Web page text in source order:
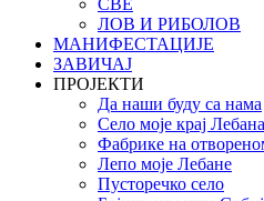
СВЕ
ЛОВ И РИБОЛОВ
МАНИФЕСТАЦИЈЕ
ЗАВИЧАЈ
ПРОЈЕКТИ
Да наши буду са нама
Село моје крај Лебана
Фабрике на
Лепо моје Лебане
Пусторечко село